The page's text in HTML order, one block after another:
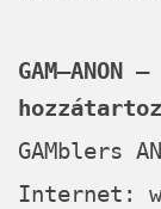
GAMblers
Internet: